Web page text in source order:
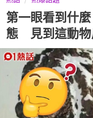
第一眼看到什
態 見到這動物